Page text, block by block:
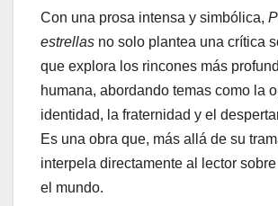
Con una prosa intensa y simbólica,
estrellas no solo plantea una crítica
que explora los rincones más
humana, abordando temas como la
identidad, la fraternidad y el
Es una obra que, más allá de su
interpela directamente al lector
el mundo.